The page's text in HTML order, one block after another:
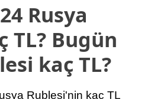
Rusya
TL? Bugün
kaç TL?
Rublesi'nin kaç TL